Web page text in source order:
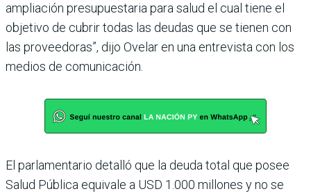
ampliación pre­supuestaria para salud el cual tiene el
objetivo de cubrir todas las deudas que se tienen con
las proveedoras”, dijo Ovelar en una entrevista con los
medios de comunicación.
El parlamentario detalló que la deuda total que posee
Salud Pública equivale a USD 1.000 millones y no se